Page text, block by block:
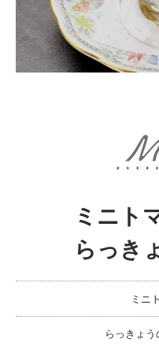
ミニト
らっき
ミニ
らっきょ